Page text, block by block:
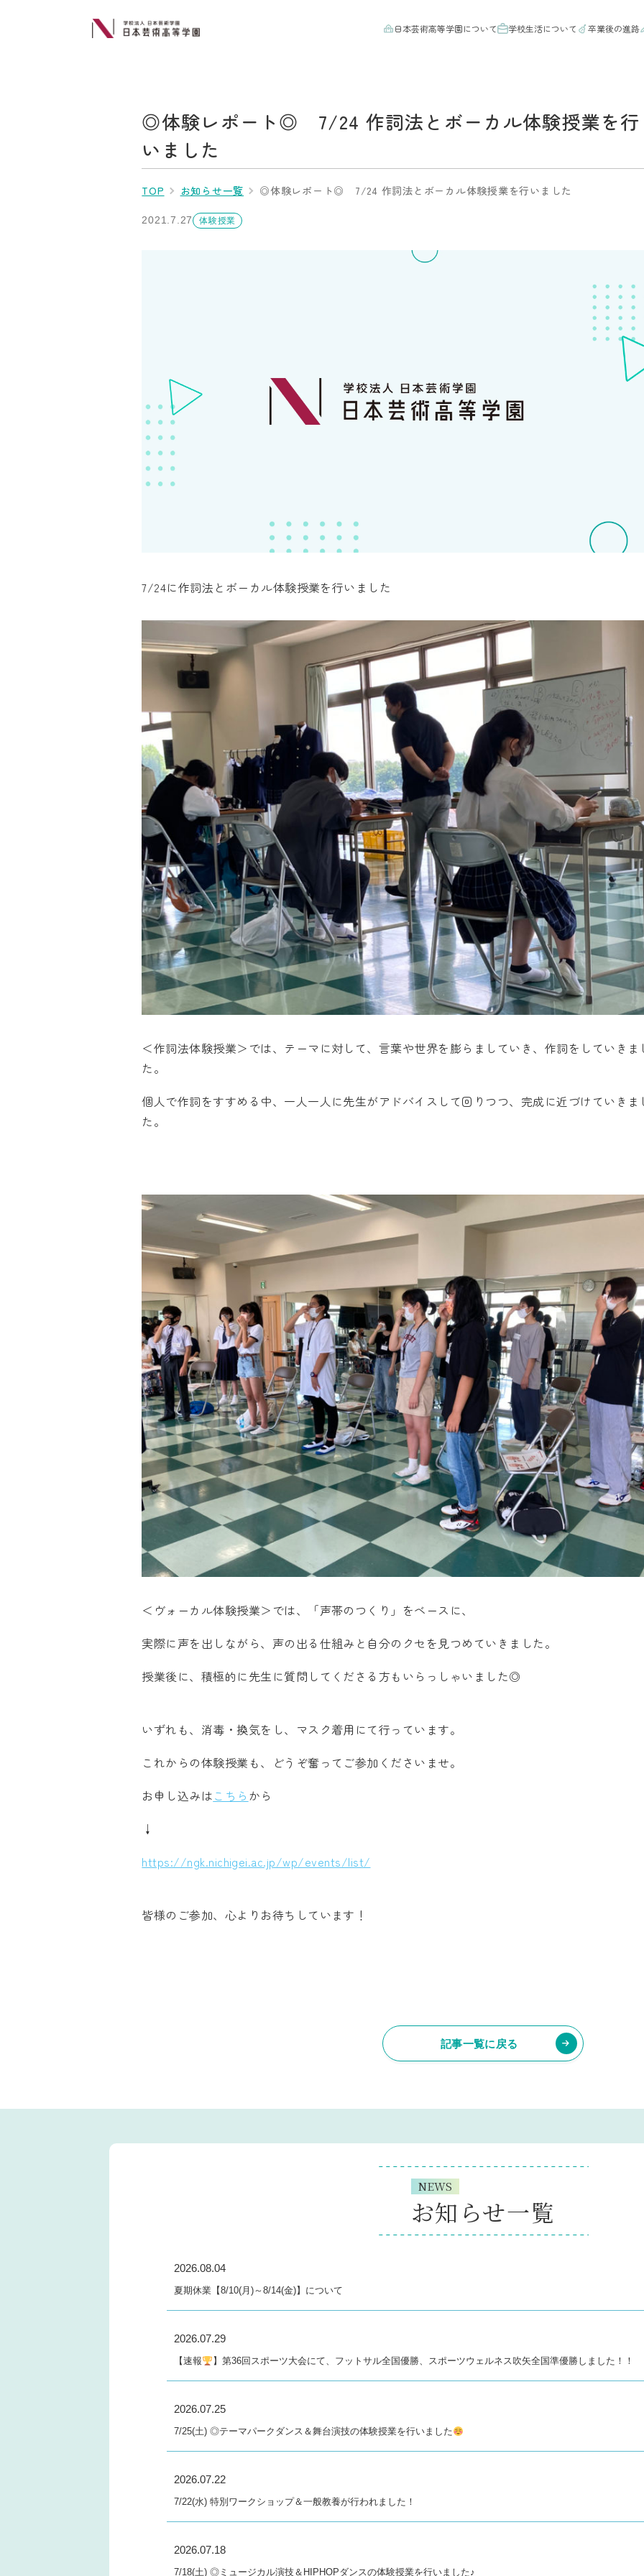
日本芸術高等学園について 学校生活について 卒業後の進路
◎体験レポート◎ 7/24 作詞法とボーカル体験授業を行
いました
TOP お知らせ一覧 ◎体験レポート◎ 7/24 作詞法とボーカル体験授業を行いました
2021.7.27 体験授業
7/24に作詞法とボーカル体験授業を行いました
＜作詞法体験授業＞では、テーマに対して、言葉や世界を膨らましていき、作詞をしていきま
た。
個人で作詞をすすめる中、一人一人に先生がアドバイスして回りつつ、完成に近づけていきま
た。
＜ヴォーカル体験授業＞では、「声帯のつくり」をベースに、
実際に声を出しながら、声の出る仕組みと自分のクセを見つめていきました。
授業後に、積極的に先生に質問してくださる方もいらっしゃいました◎
いずれも、消毒・換気をし、マスク着用にて行っています。
これからの体験授業も、どうぞ奮ってご参加くださいませ。
お申し込みはこちら から
↓
https://ngk.nichigei.ac.jp/wp/events/list/
皆様のご参加、心よりお待ちしています！
記事一覧に戻る
NEWS
お知らせ一覧
2026.08.04
夏期休業【8/10(月)～8/14(金)】について
2026.07.29
【速報 】第36回スポーツ大会にて、フットサル全国優勝、スポーツウェルネス吹矢全国準優勝しました！！
2026.07.25
7/25(土) ◎テーマパークダンス＆舞台演技の体験授業を行いました
2026.07.22
7/22(水) 特別ワークショップ＆一般教養が行われました！
2026.07.18
7/18(土) ◎ミュージカル演技＆HIPHOPダンスの体験授業を行いました♪